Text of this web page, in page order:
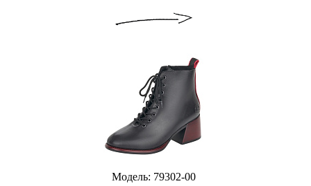
Модель: 79302-00